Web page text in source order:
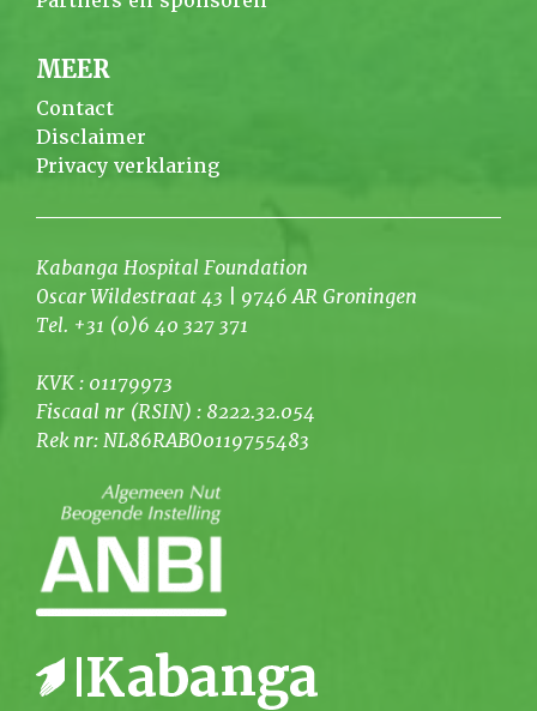
MEER
Contact
Disclaimer
Privacy verklaring
Kabanga Hospital Foundation
Oscar Wildestraat 43 | 9746 AR Groningen
Tel. +31 (0)6 40 327 371
KVK : 01179973
Fiscaal nr (RSIN) : 8222.32.054
Rek nr: NL86RABO0119755483